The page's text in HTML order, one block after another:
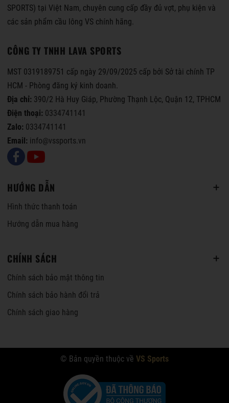
SPORTS) tại Việt Nam, chuyên cung cấp đầy đủ vợt, phụ kiện và
các sản phẩm cầu lông VS chính hãng.
CÔNG TY TNHH LAVA SPORTS
MST 0319189751 cấp ngày 29/09/2025 cấp bởi Sở tài chính TP
HCM - Phòng đăng ký kinh doanh.
Địa chỉ: 390/2 Hà Huy Giáp, Phường Thạnh Lộc, Quận 12, TPHCM
Điện thoại: 0334741141
Zalo: 0334741141
Email: info@vssports.vn
HƯỚNG DẪN
Hình thức thanh toán
Hướng dẫn mua hàng
CHÍNH SÁCH
Chính sách bảo mật thông tin
Chính sách bảo hành đổi trả
Chính sách giao hàng
© Bản quyền thuộc về VS Sports